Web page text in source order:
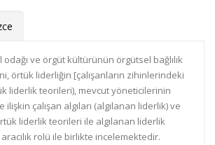
odağı ve örgüt kültürünün örgütsel bağlılık
örtük liderliğin [çalışanların zihinlerindeki
liderlik teorileri), mevcut yöneticilerinin
çalışan algıları (algılanan liderlik) ve
liderlik teorileri ile algılanan liderlik
rolü ile birlikte incelemektedir.